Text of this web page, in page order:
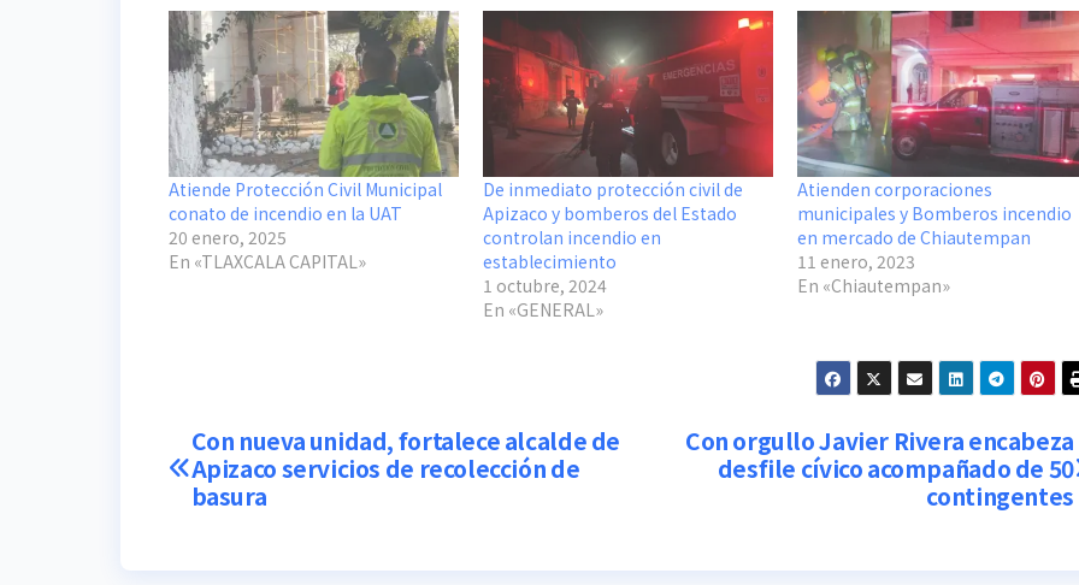
Atiende Protección Civil Municipal
conato de incendio en la UAT
20 enero, 2025
En «TLAXCALA CAPITAL»
De inmediato protección civil de
Apizaco y bomberos del Estado
controlan incendio en
establecimiento
1 octubre, 2024
En «GENERAL»
Atienden corporaciones
municipales y Bomberos incendio
en mercado de Chiautempan
11 enero, 2023
En «Chiautempan»
Navegación
de
Con orgullo Javier Rivera encabeza
desfile cívico acompañado de 50
contingentes
Con nueva unidad, fortalece alcalde de
Apizaco servicios de recolección de
basura